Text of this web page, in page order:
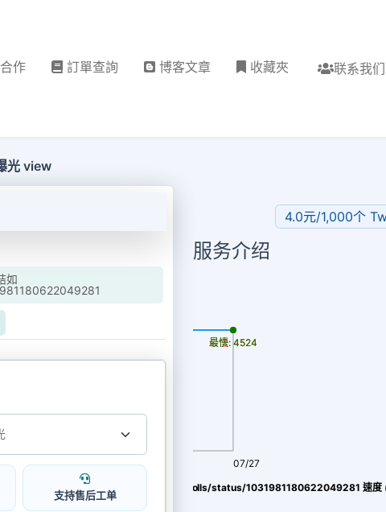
作 訂單查詢 博客文章 收藏夾 联系我们
光 view
如
支持售后工单
4.0元/1,000个
服务介绍
Twitter帖子連結如 https://twitter.com/polls/status/1031981180622049281 速度
07/27
08/09
最慢: 4524
最快: 4524